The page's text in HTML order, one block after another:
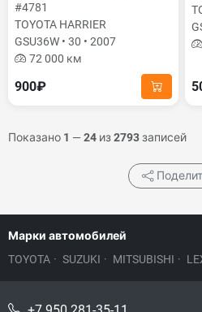
#4781
TOYOTA HARRIER
GSU36W • 30 • 2007
72 000 км
900₽
Показано 1 — 24 из2793записей
Марки автомобилей
TOYOTA · SUZUKI · MITSUBISHI ·